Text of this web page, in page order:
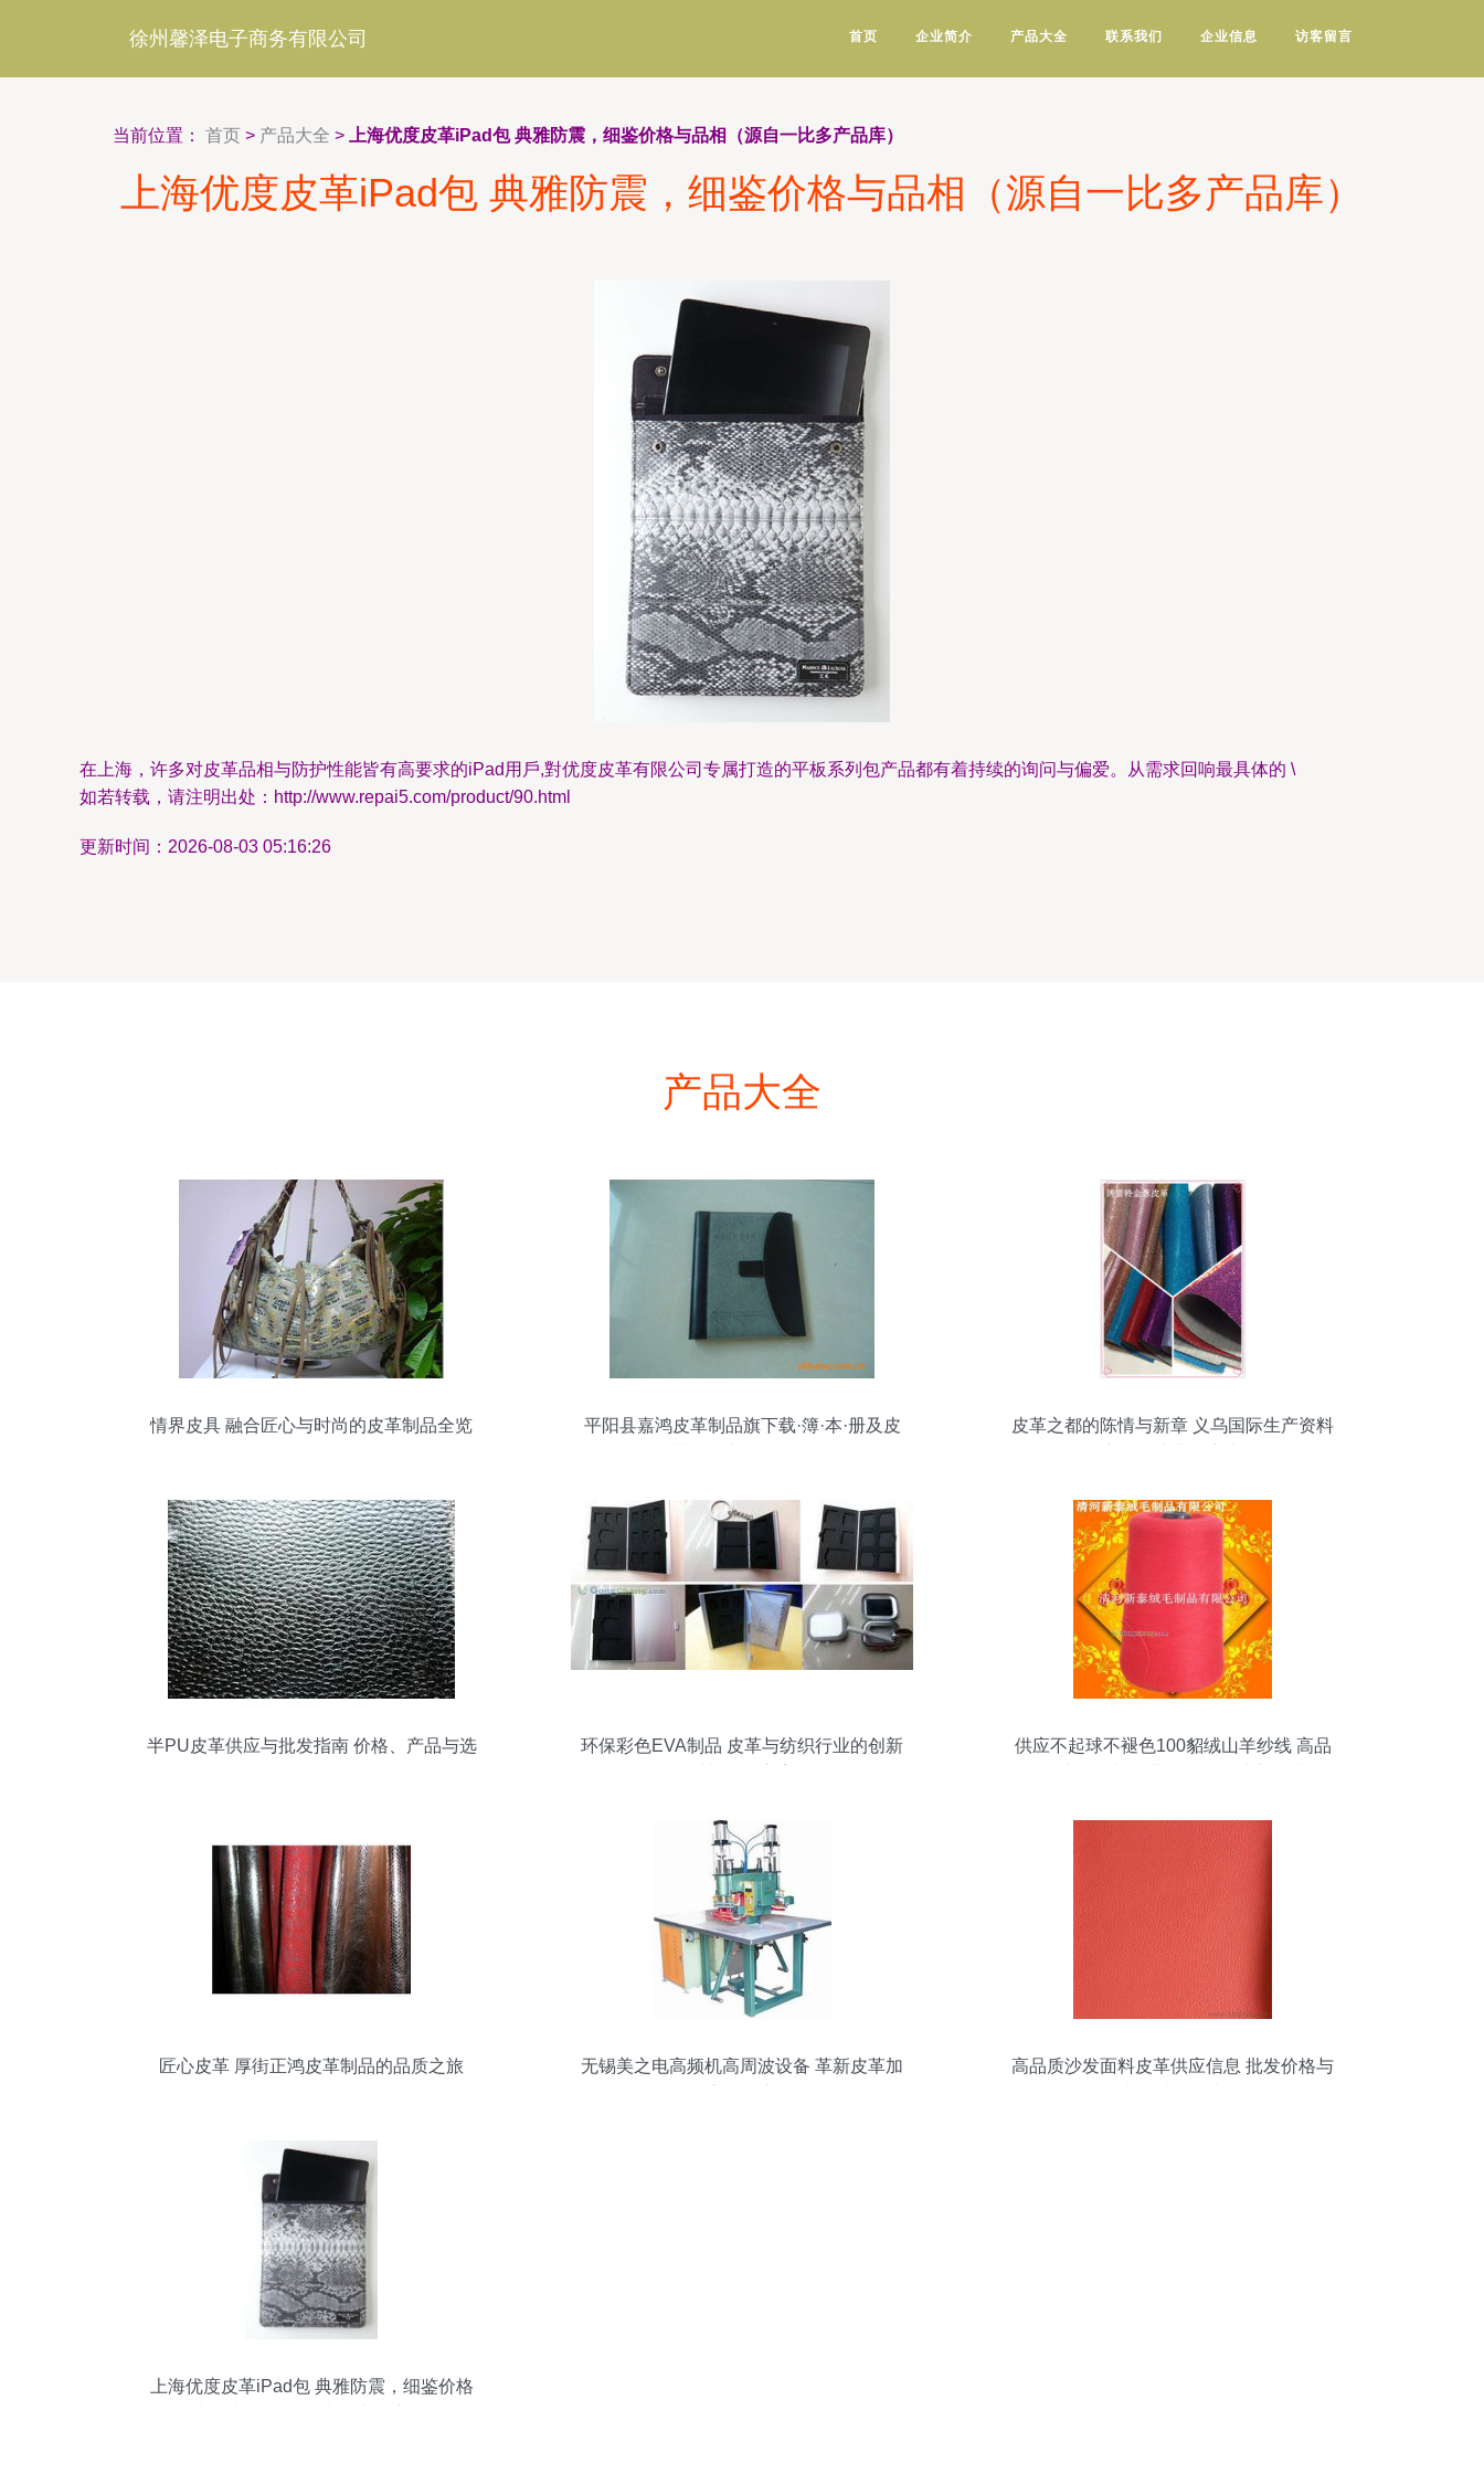
徐州馨泽电子商务有限公司 首页 企业简介 产品大全 联系我们 企业信息 访客留言
当前位置： 首页 > 产品大全 > 上海优度皮革iPad包 典雅防震，细鉴价格与品相（源自一比多产品库）
上海优度皮革iPad包 典雅防震，细鉴价格与品相（源自一比多产品库）
在上海，许多对皮革品相与防护性能皆有高要求的iPad用戶,對优度皮革有限公司专属打造的平板系列包产品都有着持续的询问与偏爱。从需求回响最具体的 \
如若转载，请注明出处：http://www.repai5.com/product/90.html
更新时间：2026-08-03 05:16:26
产品大全
情界皮具 融合匠心与时尚的皮革制品全览
平阳县嘉鸿皮革制品旗下载·簿·本·册及皮
皮革之都的陈情与新章 义乌国际生产资料
半PU皮革供应与批发指南 价格、产品与选
环保彩色EVA制品 皮革与纺织行业的创新
供应不起球不褪色100貂绒山羊纱线 高品
匠心皮革 厚街正鸿皮革制品的品质之旅
无锡美之电高频机高周波设备 革新皮革加
高品质沙发面料皮革供应信息 批发价格与
上海优度皮革iPad包 典雅防震，细鉴价格